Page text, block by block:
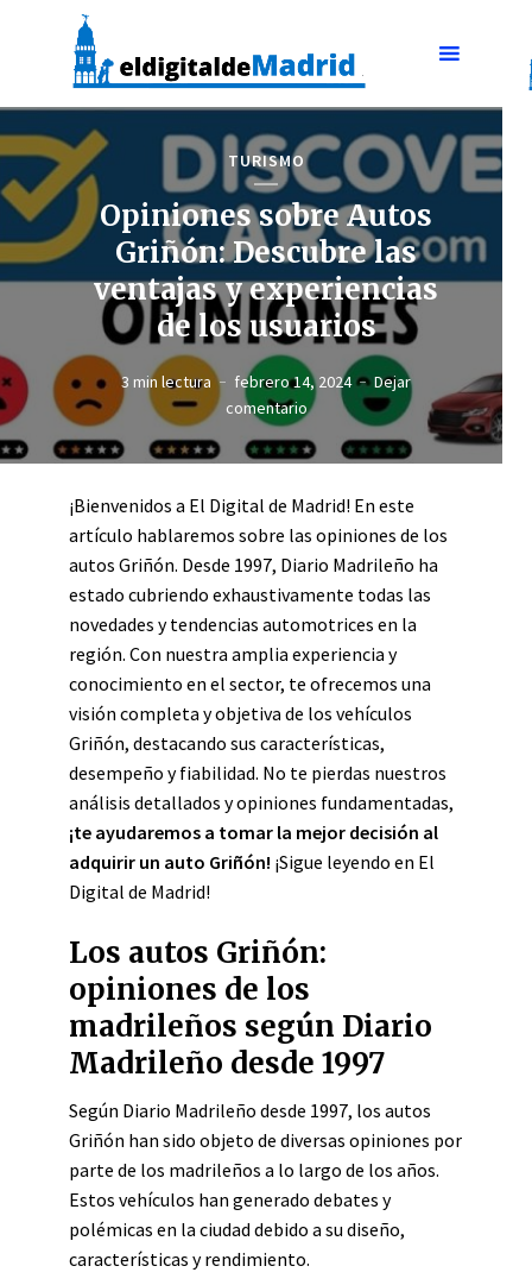
TURISMO
Opiniones sobre Autos
Griñón: Descubre las
ventajas y experiencias
de los usuarios
3 min lectura febrero 14, 2024
Dejar
comentario
¡Bienvenidos a El Digital de Madrid! En este
artículo hablaremos sobre las opiniones de los
autos Griñón. Desde 1997, Diario Madrileño ha
estado cubriendo exhaustivamente todas las
novedades y tendencias automotrices en la
región. Con nuestra amplia experiencia y
conocimiento en el sector, te ofrecemos una
visión completa y objetiva de los vehículos
Griñón, destacando sus características,
desempeño y fiabilidad. No te pierdas nuestros
análisis detallados y opiniones fundamentadas,
¡te ayudaremos a tomar la mejor decisión al
adquirir un auto Griñón! ¡Sigue leyendo en El
Digital de Madrid!
Los autos Griñón:
opiniones de los
madrileños según Diario
Madrileño desde 1997
Según Diario Madrileño desde 1997, los autos
Griñón han sido objeto de diversas opiniones por
parte de los madrileños a lo largo de los años.
Estos vehículos han generado debates y
polémicas en la ciudad debido a su diseño,
características y rendimiento.